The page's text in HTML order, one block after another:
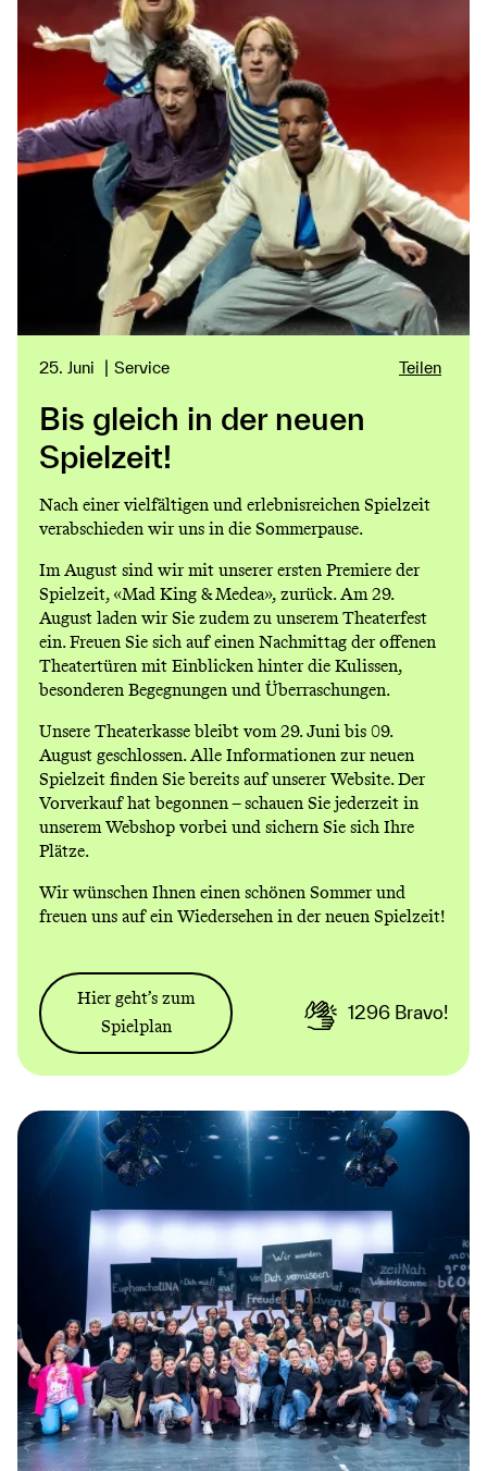
25. Juni Service Teilen
Bis gleich in der neuen
Spielzeit!
Nach einer vielfältigen und erlebnisreichen Spielzeit
verabschieden wir uns in die Sommerpause.
Im August sind wir mit unserer ersten Premiere der
Spielzeit,«Mad King & Medea», zurück. Am 29.
August laden wir Sie zudem zu unseremTheaterfest
ein. Freuen Sie sich auf einen Nachmittag der offenen
Theatertüren mit Einblicken hinter die Kulissen,
besonderen Begegnungen und Überraschungen.
Unsere Theaterkasse bleibt vom 29. Juni bis 09.
August geschlossen. Alle Informationen zur neuen
Spielzeit finden Sie bereits auf unserer Website. Der
Vorverkauf hat begonnen – schauen Sie jederzeit in
unseremWebshopvorbei und sichern Sie sich Ihre
Plätze.
Wir wünschen Ihnen einen schönen Sommer und
freuen uns auf ein Wiedersehen in der neuen Spielzeit!
Hier geht’s zum
Spielplan
1296 Bravo!